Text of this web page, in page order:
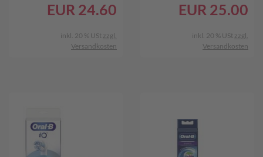
EUR 24.60
inkl. 20 % USt zzgl.
Versandkosten
EUR 25.00
inkl. 20 % USt zzgl.
Versandkosten